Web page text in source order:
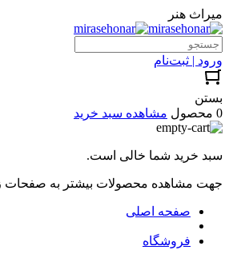
میراث هنر
ورود | ثبت‌نام
بستن
0 محصول
مشاهده سبد خرید
سبد خرید شما خالی است.
جهت مشاهده محصولات بیشتر به صفحات
صفحه اصلی
فروشگاه